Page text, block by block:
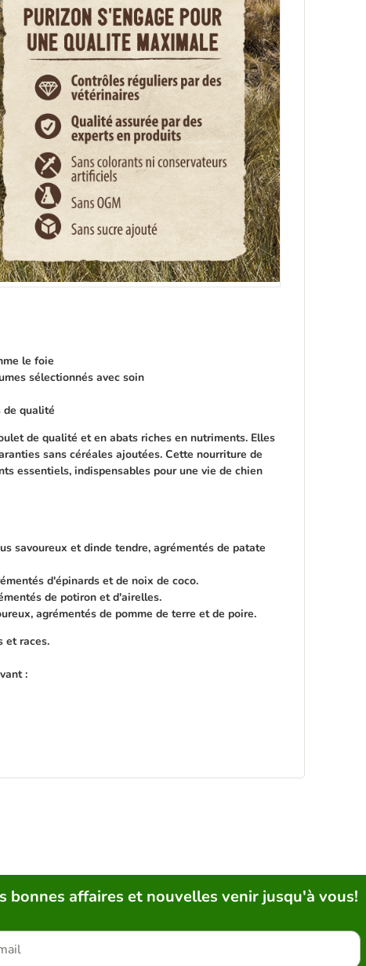
le foie
sélectionnés avec soin
de qualité
de qualité et en abats riches en nutriments. Elles
sans céréales ajoutées. Cette nourriture de
essentiels, indispensables pour une vie de chien
savoureux et dinde tendre, agrémentés de patate
d'épinards et de noix de coco.
de potiron et d'airelles.
agrémentés de pomme de terre et de poire.
et races.
:
bonnes affaires et nouvelles venir jusqu'à vous!